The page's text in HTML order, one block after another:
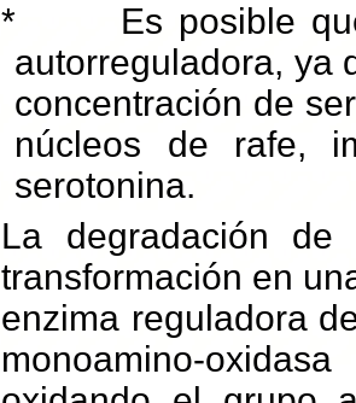
*
Es posible
autorreguladora, ya
concentración de
núcleos de rafe,
serotonina.
La degradación de
transformación en
enzima reguladora
monoamino-